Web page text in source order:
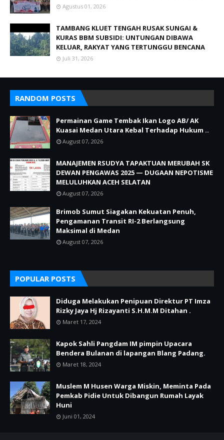
Agustus 01, 2026
TAMBANG KLUET TENGAH RUSAK SUNGAI &
KURAS BBM SUBSIDI: UNTUNGAN DIBAWA
KELUAR, RAKYAT YANG TERTUNGGU BENCANA
Juli 31, 2026
RANDOM POSTS
Permainan Game Tembak Ikan Logo AB/ AK
Kuasai Medan Utara Kebal Terhadap Hukum ..
August 07, 2026
MANAJEMEN RSUDYA TAPAKTUAN MERUBAH SK
DEWAN PENGAWAS 2025 — DUGAAN NEPOTISME
MELULUHKAN ACEH SELATAN
August 07, 2026
Brimob Sumut Siagakan Kekuatan Penuh,
Pengamanan Transit RI-2 Berlangsung
Maksimal di Medan
August 07, 2026
POPULAR POSTS
Diduga Melakukan Penipuan Direktur PT Imza
Rizky Jaya Hj Rizayanti S.H.M.M Ditahan .
Maret 17, 2024
Kapok Sahli Pangdam IM pimpin Upacara
Bendera Bulanan di lapangan Blang Padang.
Maret 18, 2024
Muslem M Husen Warga Miskin, Meminta Pada
Pemkab Pidie Untuk Dibangun Rumah Layak
Huni
Juni 01, 2024